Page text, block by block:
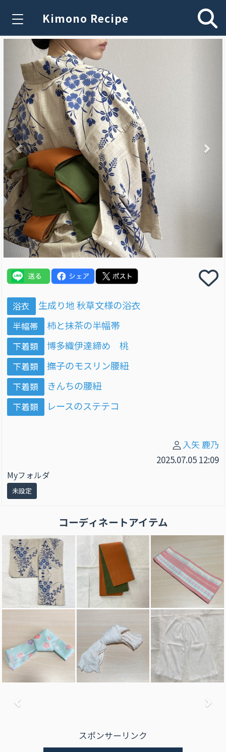
Kimono Recipe
Previous
浴衣 生成り地 秋草文様の浴衣
半幅帯 柿と抹茶の半幅帯
下着類 博多織伊達締め 桃
下着類 撫子のモスリン腰紐
下着類 きんちの腰紐
下着類 レースのステテコ
入矢 鹿乃
2025.07.05 12:09
Myフォルダ
未設定
コーディネートアイテム
スポンサーリンク